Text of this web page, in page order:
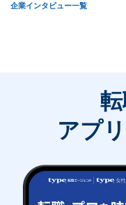
企業インタビュー一覧
アプリ